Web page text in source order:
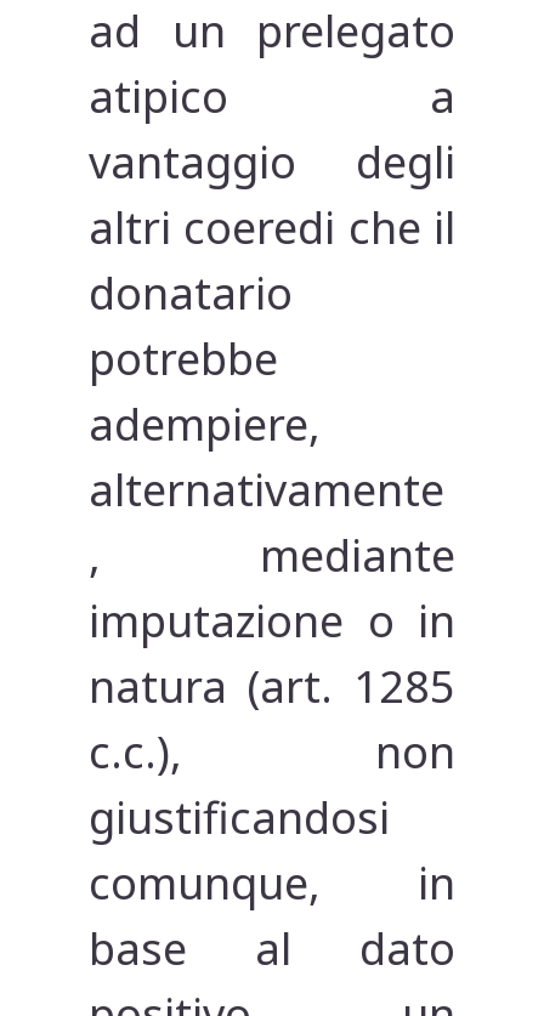
ad un prelegato
atipico a
vantaggio degli
altri coeredi che il
donatario
potrebbe
adempiere,
alternativamente
, mediante
imputazione o in
natura (art. 1285
c.c.), non
giustificandosi
comunque, in
base al dato